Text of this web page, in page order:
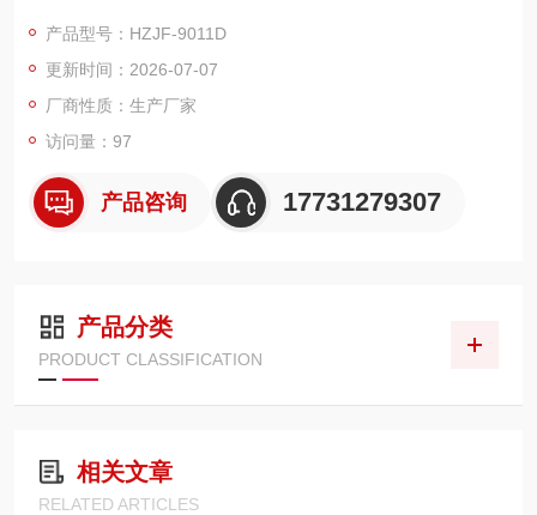
产品型号：HZJF-9011D
更新时间：2026-07-07
厂商性质：生产厂家
访问量：97
产品咨询 17731279307
产品分类
PRODUCT CLASSIFICATION
相关文章
RELATED ARTICLES